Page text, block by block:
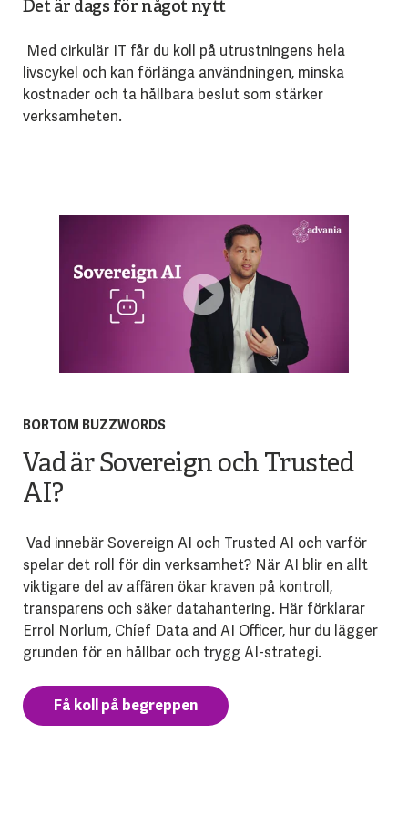
Det är dags för något nytt
Med cirkulär IT får du koll på utrustningens hela
livscykel och kan förlänga användningen, minska
kostnader och ta hållbara beslut som stärker
verksamheten.
BORTOM BUZZWORDS
Vad är Sovereign och Trusted
AI?
Vad innebär Sovereign AI och Trusted AI och varför
spelar det roll för din verksamhet? När AI blir en allt
viktigare del av affären ökar kraven på kontroll,
transparens och säker datahantering. Här förklarar
Errol Norlum, Chíef Data and AI Officer, hur du lägger
grunden för en hållbar och trygg AI-strategi.
Få koll på begreppen